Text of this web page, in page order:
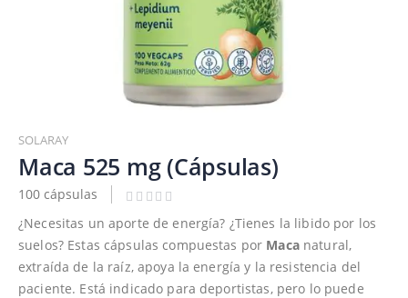
al
comienzo
de
la
galería
de
imágenes
SOLARAY
Maca 525 mg (Cápsulas)
100 cápsulas
¿Necesitas un aporte de energía? ¿Tienes la libido por los
suelos? Estas cápsulas compuestas por Macanatural,
extraída de la raíz, apoya la energía y la resistencia del
paciente. Está indicado para deportistas, pero lo puede